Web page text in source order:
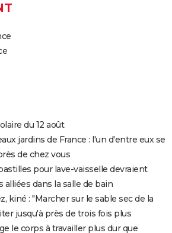
du 12 août
jardins de France : l'un d'entre eux se
de chez vous
pour lave-vaisselle devraient
dans la salle de bain
kiné : "Marcher sur le sable sec de la
jusqu'à près de trois fois plus
le corps à travailler plus dur que